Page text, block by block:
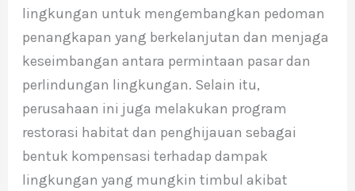
lingkungan untuk mengembangkan pedoman
penangkapan yang berkelanjutan dan menjaga
keseimbangan antara permintaan pasar dan
perlindungan lingkungan. Selain itu,
perusahaan ini juga melakukan program
restorasi habitat dan penghijauan sebagai
bentuk kompensasi terhadap dampak
lingkungan yang mungkin timbul akibat